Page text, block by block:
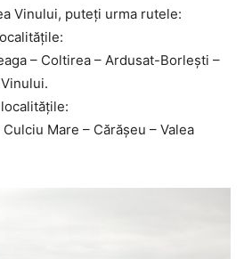
Vinului, puteți urma rutele:
– Coltirea – Ardusat-Borlești –
Mare – Cărășeu – Valea